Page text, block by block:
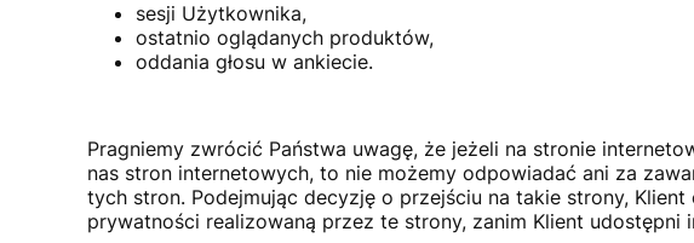
sesji Użytkownika,
ostatnio oglądanych produktów,
oddania głosu w ankiecie.
Pragniemy zwrócić Państwa uwagę, że jeżeli na stronie
nas stron internetowych, to nie możemy odpowiadać ani za
tych stron. Podejmując decyzję o przejściu na takie strony,
prywatności realizowaną przez te strony, zanim Klient udostępni